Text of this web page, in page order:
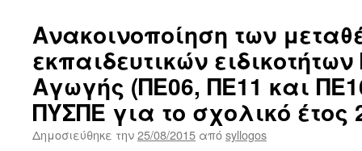
Ανακοινοποίηση των
εκπαιδευτικών
Αγωγής (ΠΕ06, ΠΕ11 και
ΠΥΣΠΕ για το σχολικό έτος
Δημοσιεύθηκε την25/08/2015 απόsyllogos